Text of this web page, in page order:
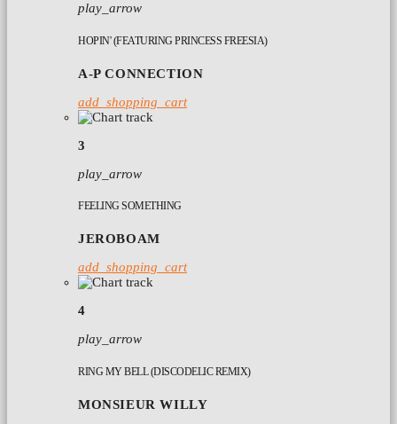
play_arrow
HOPIN' (FEATURING PRINCESS FREESIA)
A-P CONNECTION
add_shopping_cart
3
play_arrow
FEELING SOMETHING
JEROBOAM
add_shopping_cart
4
play_arrow
RING MY BELL (DISCODELIC REMIX)
MONSIEUR WILLY